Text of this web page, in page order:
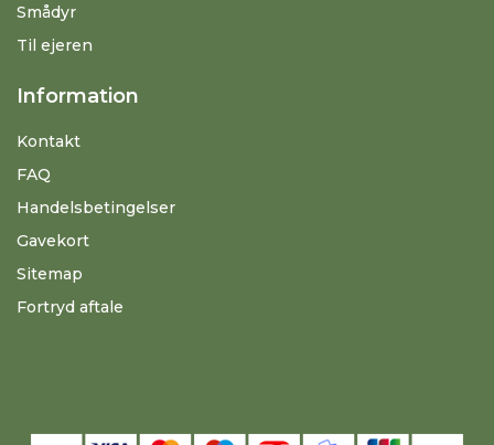
Smådyr
Til ejeren
Information
Kontakt
FAQ
Handelsbetingelser
Gavekort
Sitemap
Fortryd aftale